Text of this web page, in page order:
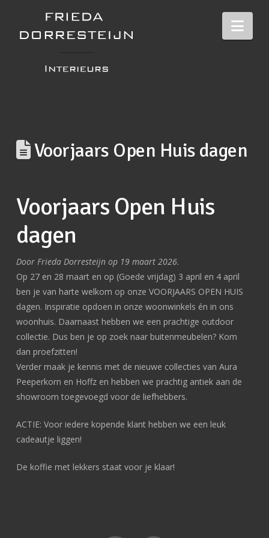
Voorjaars Open Huis dagen
Voorjaars Open Huis
dagen
Door Frieda Dorresteijn op 19 maart 2026.
Op 27 en 28 maart en op (Goede vrijdag) 3 april en 4 april
ben je van harte welkom op onze VOORJAARS OPEN HUIS
dagen. Inspiratie opdoen in onze woonwinkels én in ons
woonhuis. Daarnaast hebben we een prachtige outdoor
collectie. Dus ben je op zoek naar buitenmeubelen? Kom
dan proefzitten!
Verder maak je kennis met de nieuwe collecties van Aura
Peeperkorn en Hoffz en hebben we prachtig antiek aan de
showroom toegevoegd voor de liefhebbers.
ACTIE: Voor iedere kopende klant hebben we een leuk
cadeautje liggen!
De koffie met lekkers staat voor je klaar!